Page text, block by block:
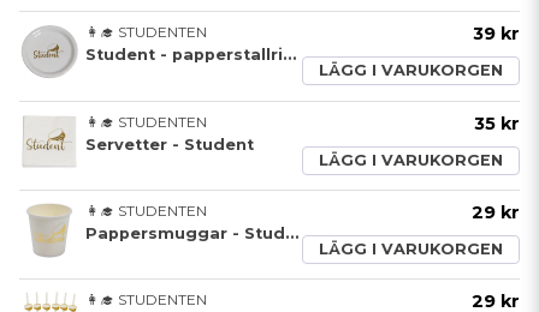
👩‍🎓 STUDENTEN
Student - papperstallrik - 8 pack
39 kr
LÄGG I VARUKORGEN
👩‍🎓 STUDENTEN
Servetter - Student
35 kr
LÄGG I VARUKORGEN
👩‍🎓 STUDENTEN
Pappersmuggar - Student - 8 pack
29 kr
LÄGG I VARUKORGEN
👩‍🎓 STUDENTEN
29 kr